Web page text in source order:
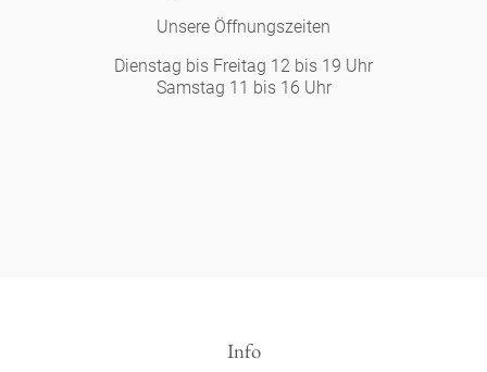
Unsere Öffnungszeiten
Dienstag bis Freitag 12 bis 19 Uhr
Samstag 11 bis 16 Uhr
Info